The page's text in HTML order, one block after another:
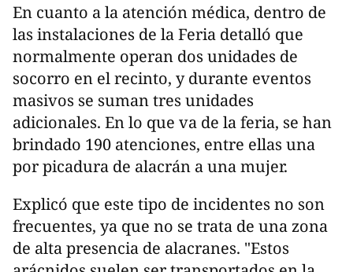
En cuanto a la atención médica, dentro de
las instalaciones de la Feria detalló que
normalmente operan dos unidades de
socorro en el recinto, y durante eventos
masivos se suman tres unidades
adicionales. En lo que va de la feria, se han
brindado 190 atenciones, entre ellas una
por picadura de alacrán a una mujer.
Explicó que este tipo de incidentes no son
frecuentes, ya que no se trata de una zona
de alta presencia de alacranes. "Estos